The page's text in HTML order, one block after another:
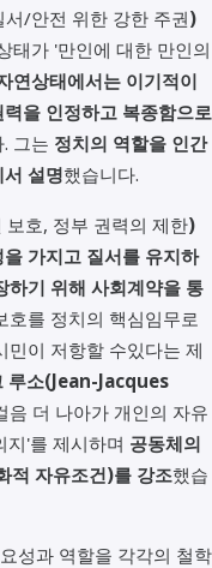
서/안전 위한 강한 주권)
태가 '만인에 대한 만인의
연상태에서는 이기적이
을 인정하고 복종함으로
그는 정치의 역할을 인간
설명했습니다.
보호, 정부 권력의 제한)
가지고 질서를 유지하
하기 위해 사회계약을 통
호를 정치의 핵심임무로
민이 저항할 수있다는 제
루소(Jean-Jacques
음 더 나아가 개인의 자유
지'를 제시하며 공동체의
적 자유조건)를 강조했습
성과 역할을 각각의 철학